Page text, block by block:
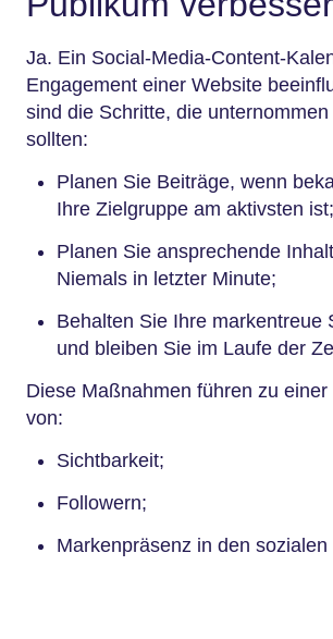
Ja. Ein Social-Media-Content-
Engagement einer Website
sind die Schritte, die unternommen
sollten:
Planen Sie Beiträge, wenn
Ihre Zielgruppe am aktivsten ist;
Planen Sie ansprechende
Niemals in letzter Minute;
Behalten Sie Ihre markentreue
und bleiben Sie im Laufe der
Diese Maßnahmen führen zu einer
von:
Sichtbarkeit;
Followern;
Markenpräsenz in den sozialen